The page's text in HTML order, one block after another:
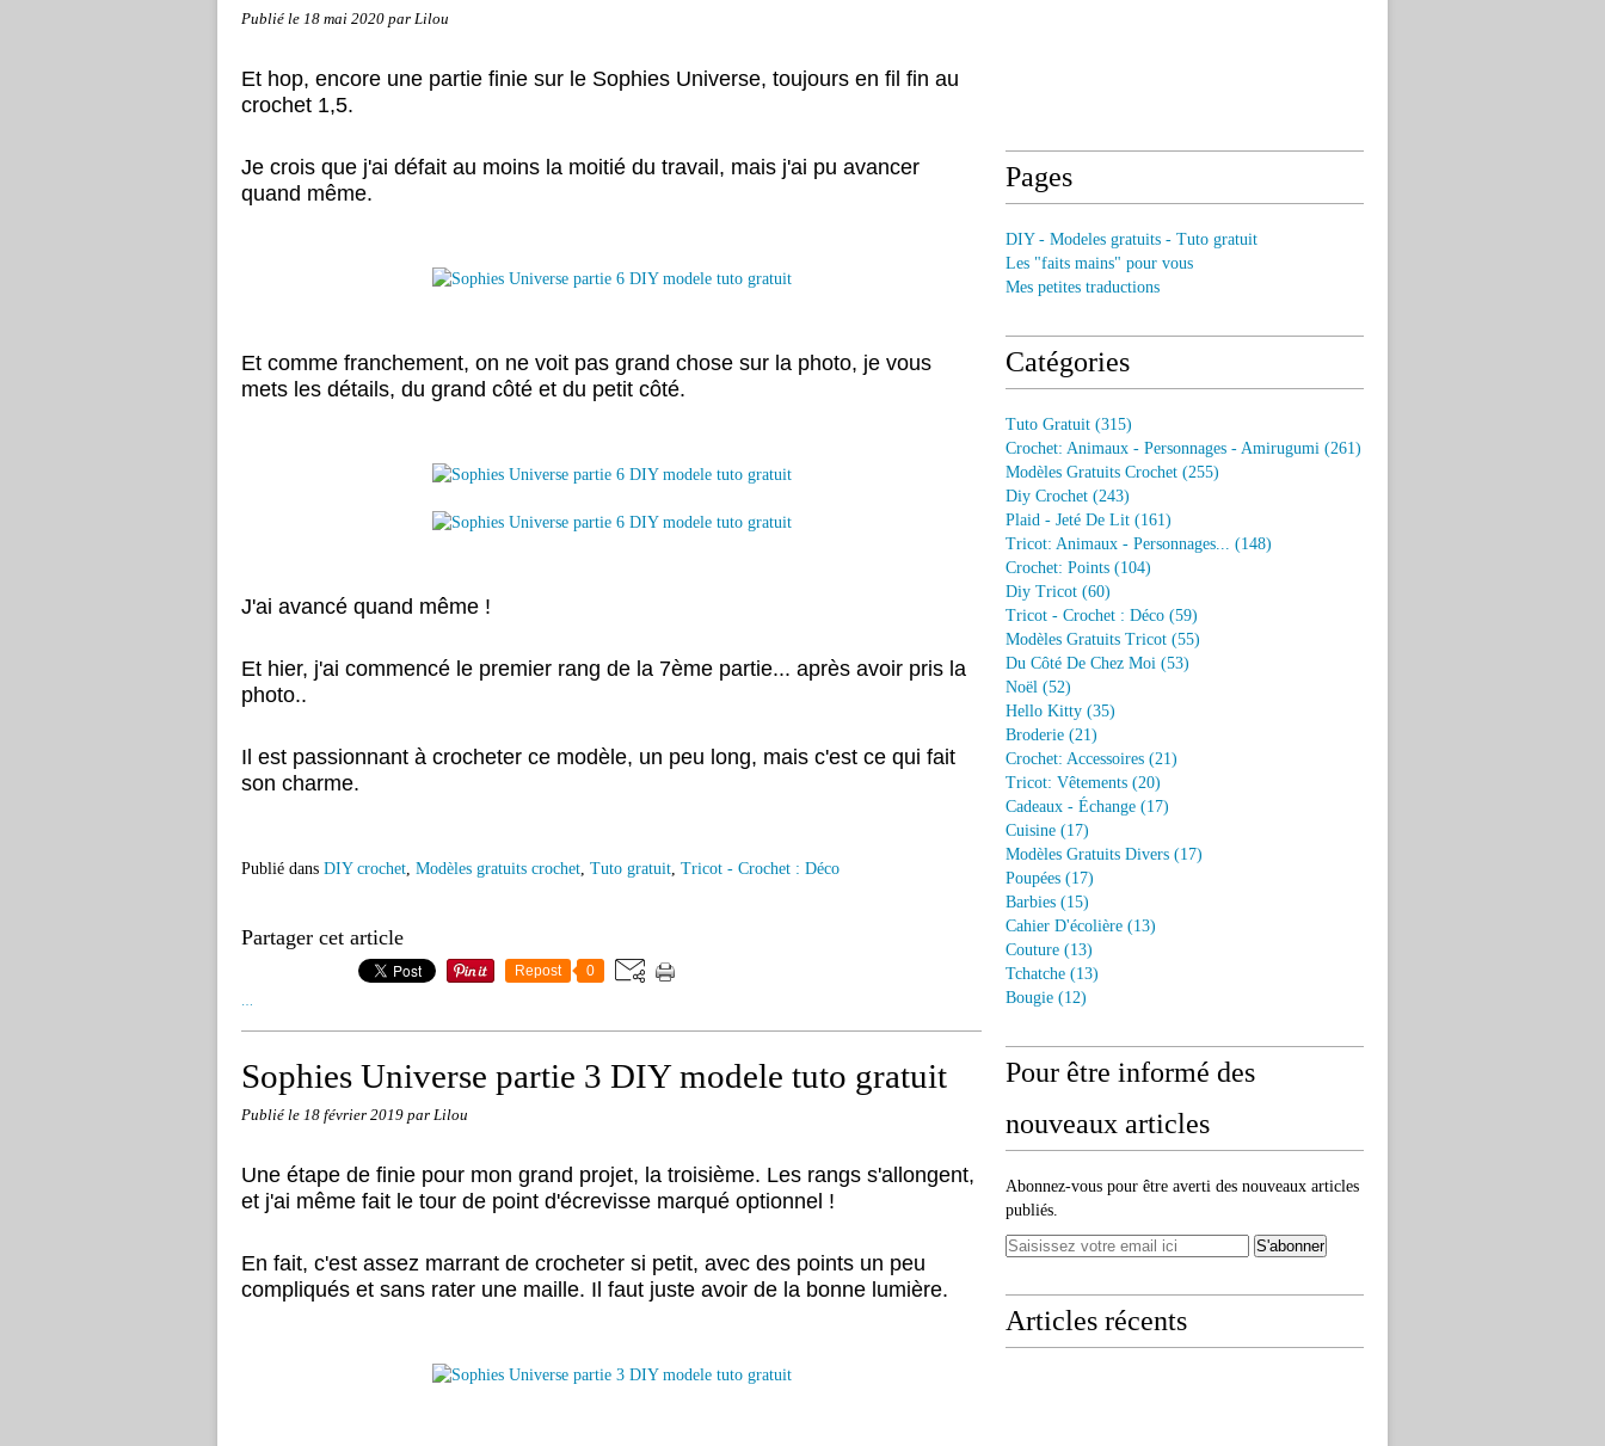
Publié le 18 mai 2020 par Lilou
Et hop, encore une partie finie sur le Sophies Universe, toujours en fil fin au
crochet 1,5.
Je crois que j'ai défait au moins la moitié du travail, mais j'ai pu avancer
quand même.
Et comme franchement, on ne voit pas grand chose sur la photo, je vous
mets les détails, du grand côté et du petit côté.
J'ai avancé quand même !
Et hier, j'ai commencé le premier rang de la 7ème partie... après avoir pris la
photo..
Il est passionnant à crocheter ce modèle, un peu long, mais c'est ce qui fait
son charme.
Publié dans DIY crochet, Modèles gratuits crochet, Tuto gratuit, Tricot - Crochet : Déco
Partager cet article
Repost 0
Sophies Universe partie 3 DIY modele tuto gratuit
Publié le 18 février 2019 par Lilou
Une étape de finie pour mon grand projet, la troisième. Les rangs s'allongent,
et j'ai même fait le tour de point d'écrevisse marqué optionnel !
En fait, c'est assez marrant de crocheter si petit, avec des points un peu
compliqués et sans rater une maille. Il faut juste avoir de la bonne lumière.
Pages
DIY - Modeles gratuits - Tuto gratuit
Les "faits mains" pour vous
Mes petites traductions
Catégories
Tuto Gratuit (315)
Crochet: Animaux - Personnages - Amirugumi (261)
Modèles Gratuits Crochet (255)
Diy Crochet (243)
Plaid - Jeté De Lit (161)
Tricot: Animaux - Personnages... (148)
Crochet: Points (104)
Diy Tricot (60)
Tricot - Crochet : Déco (59)
Modèles Gratuits Tricot (55)
Du Côté De Chez Moi (53)
Noël (52)
Hello Kitty (35)
Broderie (21)
Crochet: Accessoires (21)
Tricot: Vêtements (20)
Cadeaux - Échange (17)
Cuisine (17)
Modèles Gratuits Divers (17)
Poupées (17)
Barbies (15)
Cahier D'écolière (13)
Couture (13)
Tchatche (13)
Bougie (12)
Pour être informé des
nouveaux articles
Abonnez-vous pour être averti des nouveaux articles
publiés.
Articles récents